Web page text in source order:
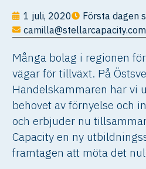
1 juli, 2020 Första dagen
camilla@stellarcapacity.com
Många bolag i regionen
vägar för tillväxt. På
Handelskammaren har vi
behovet av förnyelse och
och erbjuder nu
Capacity en ny
framtagen att möta det